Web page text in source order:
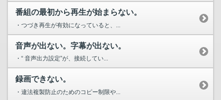
番組の最初から再生が始まらない。
・つづき再生が有効になっていると、...
音声が出ない。字幕が出ない。
・“ 音声出力設定”が、接続してい...
録画できない。
・違法複製防止のためのコピー制限や...